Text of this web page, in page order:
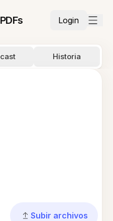
Login
Historia
Subir archivos